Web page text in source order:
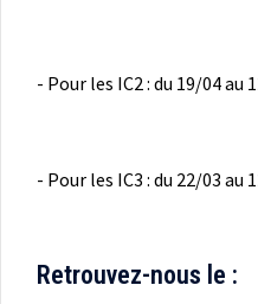
- Pour les IC2 : du 19/04 au
- Pour les IC3 : du 22/03 au
Retrouvez-nous le :